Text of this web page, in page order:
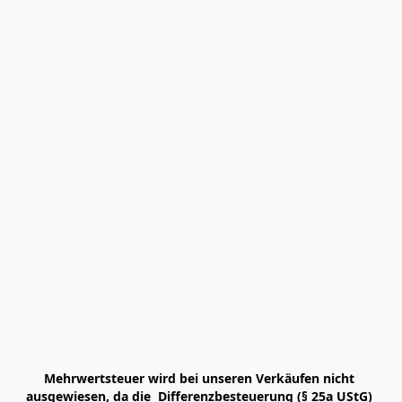
Mehrwertsteuer wird bei unseren Verkäufen nicht
ausgewiesen, da die  Differenzbesteuerung (§ 25a UStG)